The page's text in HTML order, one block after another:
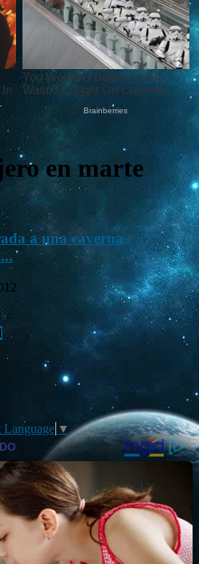
en marte
a una caverna
Language ▼